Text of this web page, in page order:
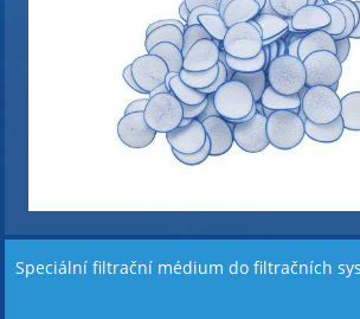
Speciální filtrační médium do filtračních